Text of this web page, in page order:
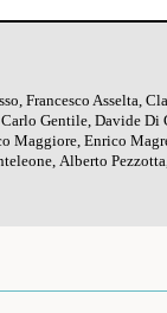
Francesco Asselta,
Gentile, Davide Di
Maggiore, Enrico
Alberto